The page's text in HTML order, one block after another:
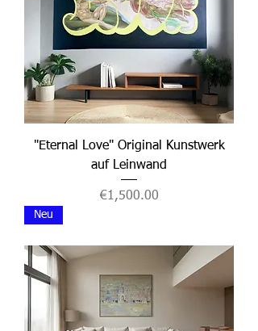
"Eternal Love" Original Kunstwerk
auf Leinwand
Price
€1,500.00
Neu